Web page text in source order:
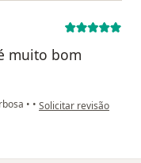
muito bom
• • na opinião do
Solicitar revisão